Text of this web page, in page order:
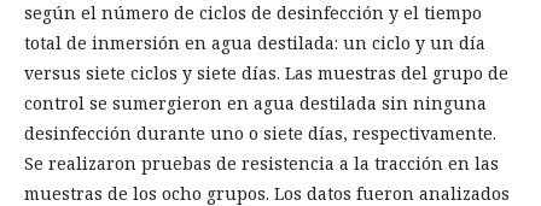
según el número de ciclos de desinfección y el tiempo
total de inmersión en agua destilada: un ciclo y un día
versus siete ciclos y siete días. Las muestras del grupo de
control se sumergieron en agua destilada sin ninguna
desinfección durante uno o siete días, respectivamente.
Se realizaron pruebas de resistencia a la tracción en las
muestras de los ocho grupos. Los datos fueron analizados